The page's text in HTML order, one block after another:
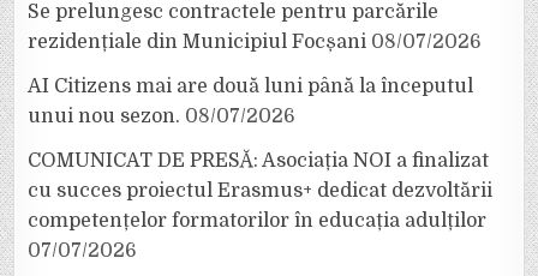
Se prelungesc contractele pentru parcările
rezidențiale din Municipiul Focșani 08/07/2026
AI Citizens mai are două luni până la începutul
unui nou sezon. 08/07/2026
COMUNICAT DE PRESĂ: Asociația NOI a finalizat
cu succes proiectul Erasmus+ dedicat dezvoltării
competențelor formatorilor în educația adulților
07/07/2026